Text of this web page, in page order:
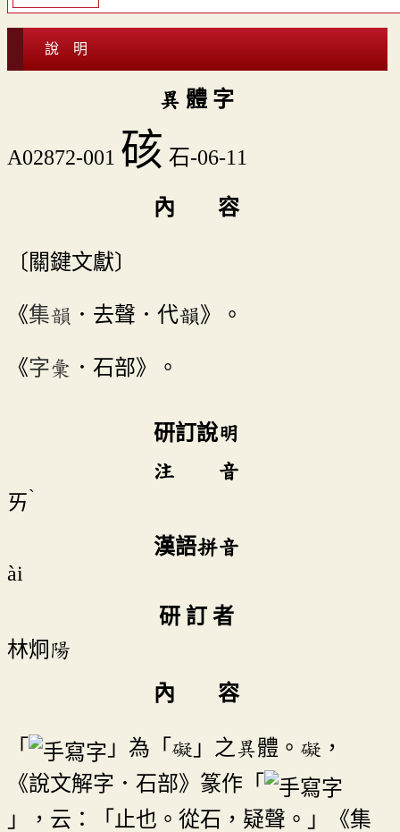
說 明
異 體 字
A02872-001 硋 石-06-11
內 容
〔關鍵文獻〕
《集韻 ．去聲．代韻》。
《字彙 ．石部》。
研訂說明
注 音
ㄞˋ
漢語拼音
ài
研 訂 者
林炯陽
內 容
「
」為「礙」之異體。礙，
《說文解字．石部》篆作「
」，云：「止也。從石，疑聲。」《集